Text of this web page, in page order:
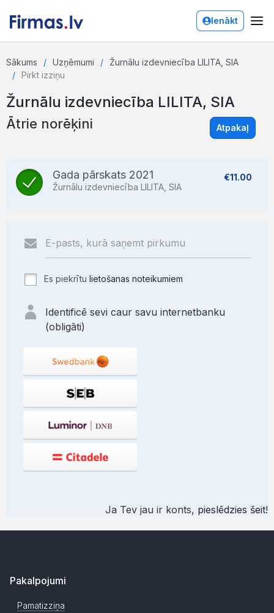
Ienākt
Sākums Uzņēmumi
Žurnālu izdevniecība LILITA, SIA
Pirkt izziņu
Žurnālu izdevniecība LILITA, SIA
Ātrie norēķini Atpakaļ
Gada pārskats 2021
Žurnālu izdevniecība LILITA, SIA
€11.00
Es piekrītu lietošanas noteikumiem
Identificē sevi caur savu internetbanku
(obligāti)
Ja Tev jau ir konts, pieslēdzies šeit!
Pakalpojumi
Pamatizziņa